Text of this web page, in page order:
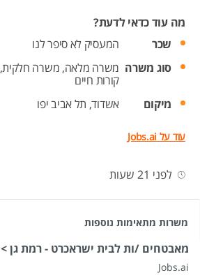
מה עוד כדאי לדעת?
שכר
המעסיק לא סיפר לנו
סוג משרה משרה מלאה, משרה חלקית,
קורות חיים
מיקום
אשדוד, תל אביב יפו
עוד על Jobs.ai
לפני 21 שעות
משרות מתאימות נוספות
מאבטחים /ות לבית ישראכרט - רמת גן >
Jobs.ai